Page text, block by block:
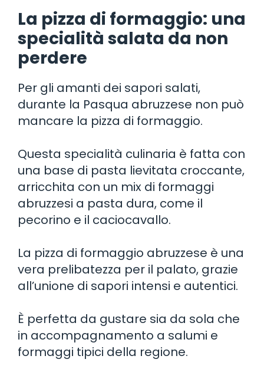
La pizza di formaggio: una
specialità salata da non
perdere
Per gli amanti dei sapori salati,
durante la Pasqua abruzzese non può
mancare la pizza di formaggio.
Questa specialità culinaria è fatta con
una base di pasta lievitata croccante,
arricchita con un mix di formaggi
abruzzesi a pasta dura, come il
pecorino e il caciocavallo.
La pizza di formaggio abruzzese è una
vera prelibatezza per il palato, grazie
all’unione di sapori intensi e autentici.
È perfetta da gustare sia da sola che
in accompagnamento a salumi e
formaggi tipici della regione.